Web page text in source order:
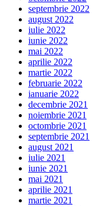
septembrie 2022
august 2022
iulie 2022
iunie 2022
mai 2022
aprilie 2022
martie 2022
februarie 2022
ianuarie 2022
decembrie 2021
noiembrie 2021
octombrie 2021
septembrie 2021
august 2021
iulie 2021
iunie 2021
mai 2021
aprilie 2021
martie 2021